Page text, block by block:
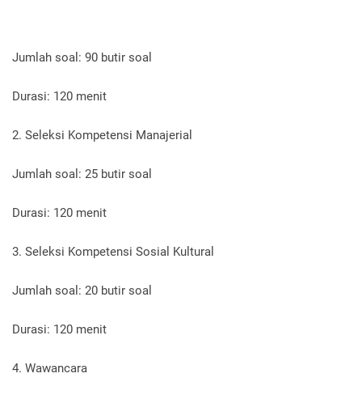
Jumlah soal: 90 butir soal
Durasi: 120 menit
2. Seleksi Kompetensi Manajerial
Jumlah soal: 25 butir soal
Durasi: 120 menit
3. Seleksi Kompetensi Sosial Kultural
Jumlah soal: 20 butir soal
Durasi: 120 menit
4. Wawancara